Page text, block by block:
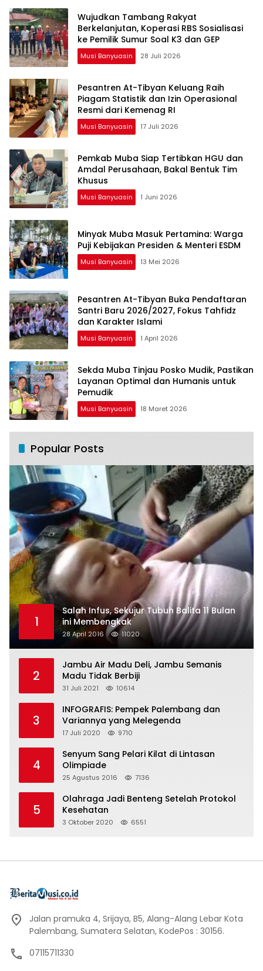
Wujudkan Tambang Rakyat
Berkelanjutan, Koperasi RBS Sosialisasi
ke Pemilik Sumur Soal K3 dan GEP
Musi Banyuasin 28 Juli 2026
Pesantren At-Tibyan Keluang Raih
Piagam Statistik dan Izin Operasional
Resmi dari Kemenag RI
Musi Banyuasin 17 Juli 2026
Pemkab Muba Siap Tertibkan HGU dan
Amdal Perusahaan, Bakal Bentuk Tim
Khusus
Musi Banyuasin 1 Juni 2026
Minyak Muba Masuk Pertamina: Warga
Puji Kebijakan Presiden & Menteri ESDM
Musi Banyuasin 13 Mei 2026
Pesantren At-Tibyan Buka Pendaftaran
Santri Baru 2026/2027, Fokus Tahfidz
dan Karakter Islami
Musi Banyuasin 1 April 2026
Sekda Muba Tinjau Posko Mudik, Pastikan
Layanan Optimal dan Humanis untuk
Pemudik
Musi Banyuasin 18 Maret 2026
Popular Posts
1
Salah Infus, Sekujur Tubuh Balita 11 Bulan
ini Membengkak
28 April 2016 11020
2
Jambu Air Madu Deli, Jambu Semanis
Madu Tidak Berbiji
31 Juli 2021 10614
3
INFOGRAFIS: Pempek Palembang dan
Variannya yang Melegenda
17 Juli 2020 9710
4
Senyum Sang Pelari Kilat di Lintasan
Olimpiade
25 Agustus 2016 7136
5
Olahraga Jadi Benteng Setelah Protokol
Kesehatan
3 Oktober 2020 6551
Jalan pramuka 4, Srijaya, B5, Alang-Alang Lebar Kota
Palembang, Sumatera Selatan, KodePos : 30156.
07115711330